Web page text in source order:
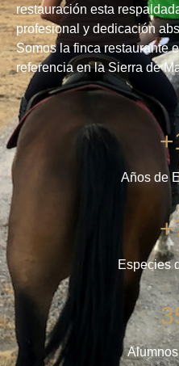
restauración esta
profesional y dedicación
Somos la finca restaurante
referencia en la Sierra de
Años de
Especies